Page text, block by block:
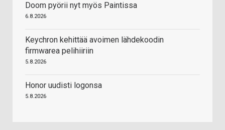
Doom pyörii nyt myös Paintissa
6.8.2026
Keychron kehittää avoimen lähdekoodin
firmwarea pelihiiriin
5.8.2026
Honor uudisti logonsa
5.8.2026